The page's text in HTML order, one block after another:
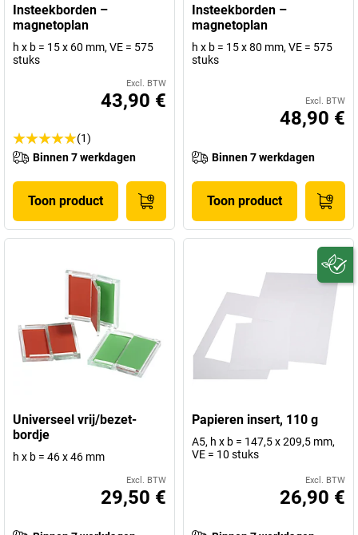
Insteekborden –
magnetoplan
h x b = 15 x 60 mm, VE = 575
stuks
Excl. BTW
43,90 €
(1)
Binnen 7 werkdagen
Toon product
Insteekborden –
magnetoplan
h x b = 15 x 80 mm, VE = 575
stuks
Excl. BTW
48,90 €
Binnen 7 werkdagen
Toon product
Universeel vrij/bezet-
bordje
h x b = 46 x 46 mm
Excl. BTW
29,50 €
Papieren insert, 110 g
A5, h x b = 147,5 x 209,5 mm,
VE = 10 stuks
Excl. BTW
26,90 €